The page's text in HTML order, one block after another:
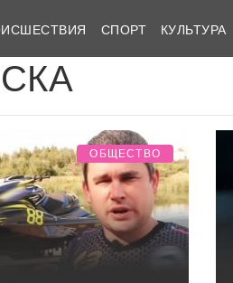
СПОРТ КУЛЬТУРА
ОБЩЕСТВО